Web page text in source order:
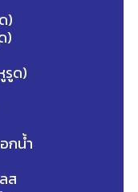
)
)
รูด)
กน้ำ
ส